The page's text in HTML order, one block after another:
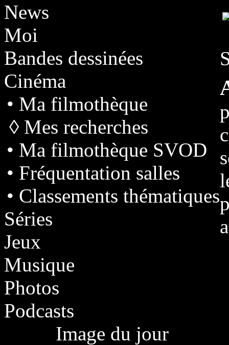
News
Moi
Bandes dessinées
Cinéma
• Ma filmothèque
◊ Mes recherches
• Ma filmothèque SVOD
• Fréquentation salles
• Classements thématiques
Séries
Jeux
Musique
Photos
Podcasts
Image du jour